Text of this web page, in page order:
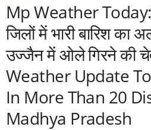
Mp Weather
जिलों में भारी बारिश का
उज्जैन में ओले गिरने की
Weather Update
In More Than 20
Madhya Pradesh